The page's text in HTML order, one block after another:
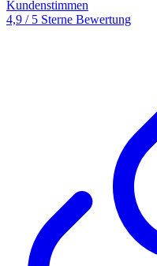
Kundenstimmen
4,9 / 5 Sterne Bewertung